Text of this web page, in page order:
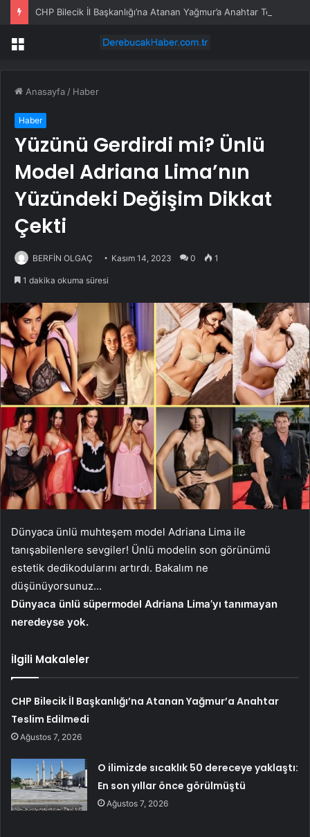
Menü
Anasayfa / Haber
Haber
Yüzünü Gerdirdi mi? Ünlü
Model Adriana Lima’nın
Yüzündeki Değişim Dikkat
Çekti
BERFİN OLGAÇ Kasım 14, 2023 0 1
1 dakika okuma süresi
Dünyaca ünlü muhteşem model Adriana Lima ile
tanışabilenlere sevgiler! Ünlü modelin son görünümü
estetik dedikodularını artırdı. Bakalım ne
düşünüyorsunuz…
Dünyaca ünlü süpermodel Adriana Lima’yı tanımayan
neredeyse yok.
İlgili Makaleler
CHP Bilecik İl Başkanlığı’na Atanan Yağmur’a Anahtar
Teslim Edilmedi
Ağustos 7, 2026
O ilimizde sıcaklık 50 dereceye yaklaştı:
En son yıllar önce görülmüştü
Ağustos 7, 2026